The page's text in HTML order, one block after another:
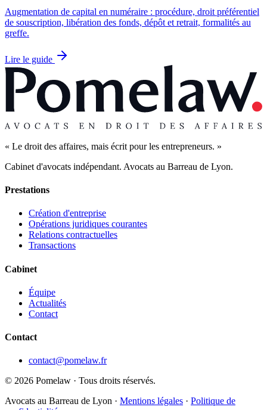
Augmentation de capital en numéraire : procédure, droit préférentiel
de souscription, libération des fonds, dépôt et retrait, formalités au
greffe.
Lire le guide
« Le droit des affaires, mais écrit pour les entrepreneurs. »
Cabinet d'avocats indépendant. Avocats au Barreau de Lyon.
Prestations
Création d'entreprise
Opérations juridiques courantes
Relations contractuelles
Transactions
Cabinet
Équipe
Actualités
Contact
Contact
contact@pomelaw.fr
© 2026 Pomelaw · Tous droits réservés.
Avocats au Barreau de Lyon · Mentions légales · Politique de